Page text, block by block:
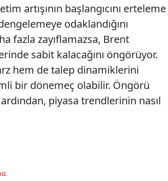
artışının başlangıcını erteleme
odaklandığını
fazla zayıflamazsa, Brent
sabit kalacağını öngörüyor.
hem de talep dinamiklerini
bir dönemeç olabilir. Öngörü
piyasa trendlerinin nasıl
.